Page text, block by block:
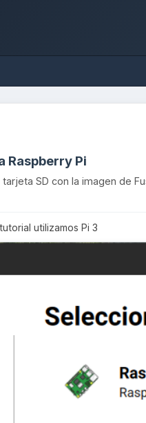
Raspberry Pi
SD con la imagen de
utilizamos Pi 3